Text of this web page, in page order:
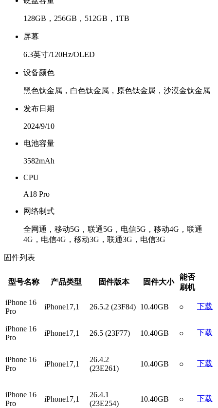
128GB，256GB，512GB，1TB
屏幕
6.3英寸/120Hz/OLED
设备颜色
黑色钛金属，白色钛金属，原色钛金属，沙漠金钛金属
发布日期
2024/9/10
电池容量
3582mAh
CPU
A18 Pro
网络制式
全网通，移动5G，联通5G，电信5G，移动4G，联通
4G，电信4G，移动3G，联通3G，电信3G
固件列表
型号名称 产品类型 固件版本 固件大小
能否
刷机
iPhone 16
Pro
iPhone17,1 26.5.2 (23F84) 10.40GB ○ 下载
iPhone 16
Pro
iPhone17,1 26.5 (23F77) 10.40GB ○ 下载
iPhone 16
Pro
iPhone17,1
26.4.2
(23E261)
10.40GB ○ 下载
iPhone 16
Pro
iPhone17,1
26.4.1
(23E254)
10.40GB ○ 下载